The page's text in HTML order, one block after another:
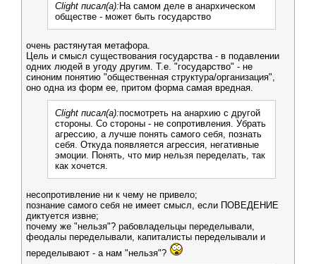
Clight писал(а): На самом деле в анархическом
обществе - может быть государство
очень растянутая метафора.
Цель и смысл существования государства - в подавлении
одних людей в угоду другим. Т.е. "государство" - не
синоним понятию "общественная структура/организация",
оно одна из форм ее, притом форма самая вредная.
Clight писал(а):посмотреть на анархию с другой
стороны. Со стороны - не сопротивления. Убрать
агрессию, а лучше понять самого себя, познать
себя. Откуда появляется агрессия, негативные
эмоции. Понять, что мир нельзя переделать, так
как хочется.
несопротивление ни к чему не привело;
познание самого себя не имеет смысл, если ПОВЕДЕНИЕ
диктуется извне;
почему же "нельзя"? рабовладельцы переделывали,
феодалы переделывали, капиталисты переделывали и
переделывают - а нам "нельзя"?